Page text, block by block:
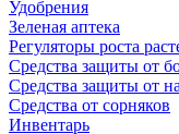
Удобрения
Зеленая аптека
Регуляторы роста
Средства защиты от
Средства защиты от
Средства от сорняков
Инвентарь